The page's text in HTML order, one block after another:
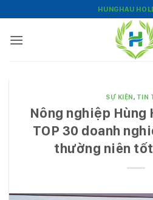
qua
nội
HUNGHAU
SỰ KIỆN, TIN
Nông nghiệp Hùng
TOP 30 doanh
thường niên